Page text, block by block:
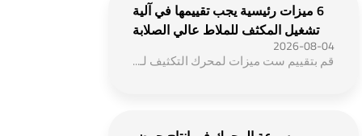
6 ميزات رئيسية يجب تقييمها في آلية
تشغيل المكثف للملاط عالي الصلابة
2026-08-04
قم بتقييم ست ميزات لمحرك التكثيف لـ...